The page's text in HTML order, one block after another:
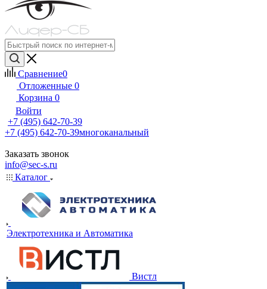
Сравнение0
Отложенные 0
Корзина 0
Войти
+7 (495) 642-70-39
+7 (495) 642-70-39многоканальный
Заказать звонок
info@sec-s.ru
Каталог
Электротехника и Автоматика
Вистл